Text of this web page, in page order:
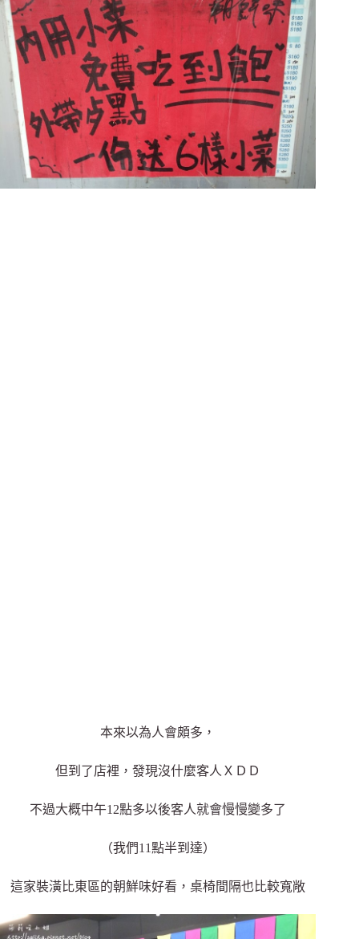
本來以為人會頗多，
但到了店裡，發現沒什麼客人ＸＤＤ
不過大概中午12點多以後客人就會慢慢變多了
（我們11點半到達）
這家裝潢比東區的朝鮮味好看，桌椅間隔也比較寬敞